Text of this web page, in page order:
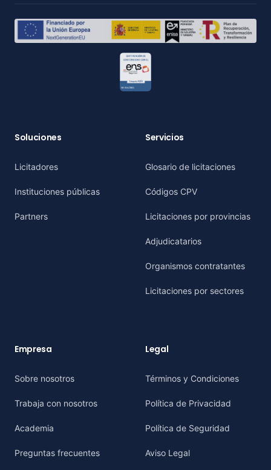
Soluciones
Licitadores
Instituciones públicas
Partners
Servicios
Glosario de licitaciones
Códigos CPV
Licitaciones por provincias
Adjudicatarios
Organismos contratantes
Licitaciones por sectores
Empresa
Sobre nosotros
Trabaja con nosotros
Academia
Preguntas frecuentes
Legal
Términos y Condiciones
Política de Privacidad
Política de Seguridad
Aviso Legal